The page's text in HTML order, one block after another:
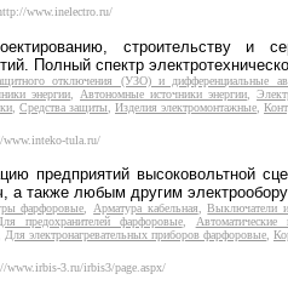
www.inelectro.ru/
строительству и
Полный спектр
отключения (УЗО) и дифференциальные
энергии Автономные источники энергии
Средства защиты Изделия электромонтажные
www.inteko-tula.ru/
предприятий высоковольтной
а также любым другим
фарфоровые Арматура кабельная ,Выключатели
предохранителей фарфоровые,
Для электронагревательных приборов фарфоровые
www.irbis-3.ru/irbis3/page.aspx/